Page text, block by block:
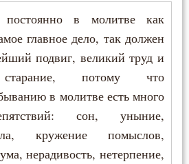
в молитве как
главное дело, так должен
подвиг, великий труд и
старание, потому что
в молитве есть много
сон, уныние,
кружение помыслов,
нерадивость, нетерпение,